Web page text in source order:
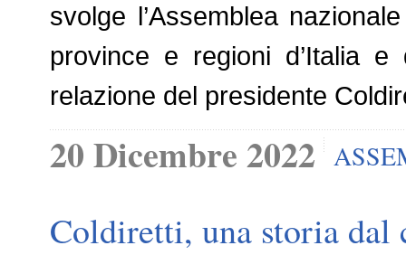
svolge l’Assemblea
province e regioni d’Italia
relazione del presidente
20 Dicembre 2022
Coldiretti, una storia dal